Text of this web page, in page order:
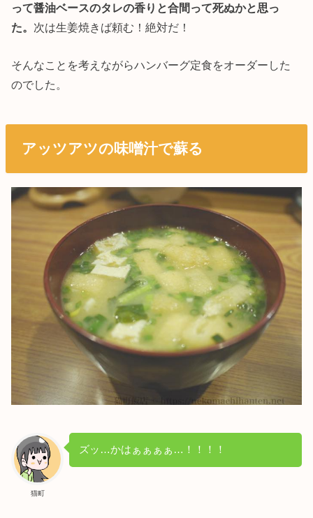
って醤油ベースのタレの香りと合間って死ぬかと思っ
た。 次は生姜焼きば頼む！絶対だ！
そんなことを考えながらハンバーグ定食をオーダーした
のでした。
アッツアツの味噌汁で蘇る
猫町
ズッ…かはぁぁぁぁ…！！！！